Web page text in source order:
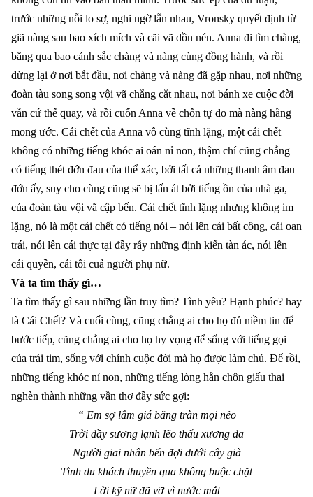
trước những nỗi lo sợ, nghi ngờ lẫn nhau, Vronsky quyết định từ
giã nàng sau bao xích mích và cãi vã dồn nén. Anna đi tìm chàng,
băng qua bao cảnh sắc chàng và nàng cùng đồng hành, và rồi
dừng lại ở nơi bắt đầu, nơi chàng và nàng đã gặp nhau, nơi những
đoàn tàu song song vội vã chẳng cắt nhau, nơi bánh xe cuộc đời
vẫn cứ thế quay, và rồi cuốn Anna về chốn tự do mà nàng hằng
mong ước. Cái chết của Anna vô cùng tĩnh lặng, một cái chết
không có những tiếng khóc ai oán nỉ non, thậm chí cũng chẳng
có tiếng thét đớn đau của thể xác, bởi tất cả những thanh âm đau
đớn ấy, suy cho cùng cũng sẽ bị lấn át bởi tiếng ồn của nhà ga,
của đoàn tàu vội vã cập bến. Cái chết tĩnh lặng nhưng không im
lặng, nó là một cái chết có tiếng nói – nói lên cái bất công, cái oan
trái, nói lên cái thực tại đầy rẫy những định kiến tàn ác, nói lên
cái quyền, cái tôi cuả người phụ nữ.
Và ta tìm thấy gì…
Ta tìm thấy gì sau những lần truy tìm? Tình yêu? Hạnh phúc? hay
là Cái Chết? Và cuối cùng, cũng chẳng ai cho họ đủ niềm tin để
bước tiếp, cũng chẳng ai cho họ hy vọng để sống với tiếng gọi
của trái tim, sống với chính cuộc đời mà họ được làm chủ. Để rồi,
những tiếng khóc nỉ non, những tiếng lòng hằn chôn giấu thai
nghèn thành những vần thơ đầy sức gợi:
“ Em sợ lắm giá băng tràn mọi nẻo
Trời đầy sương lạnh lẽo thấu xương da
Người giai nhân bến đợi dưới cây già
Tình du khách thuyền qua không buộc chặt
Lời kỹ nữ đã vỡ vì nước mắt